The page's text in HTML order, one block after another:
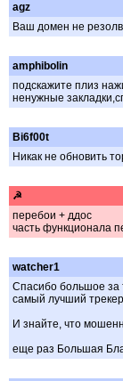
agz
Ваш домен не
amphibolin
подскажите плиз
ненужные
Bi6f00t
Никак не обновить
☭
перебои + ддос
часть функционала
watcher1
Спасибо большое за
самый лучший
И знайте, что
еще раз Большая